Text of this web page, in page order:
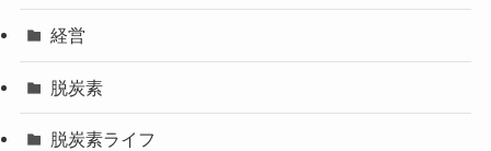
経営
脱炭素
脱炭素ライフ